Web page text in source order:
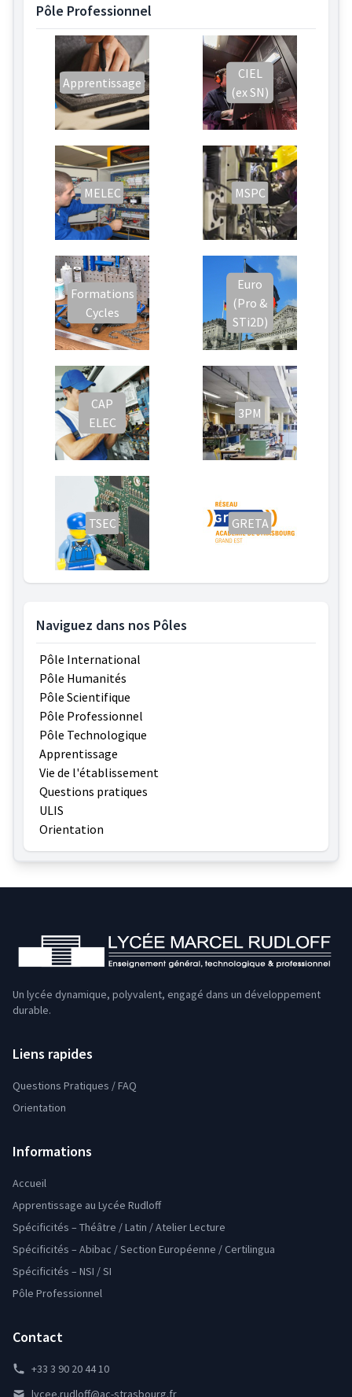
Pôle Professionnel
Apprentissage
CIEL
(ex SN)
MELEC MSPC
Formations
Cycles
Euro
(Pro &
STi2D)
CAP
ELEC
3PM
TSEC GRETA
Naviguez dans nos Pôles
Pôle International
Pôle Humanités
Pôle Scientifique
Pôle Professionnel
Pôle Technologique
Apprentissage
Vie de l'établissement
Questions pratiques
ULIS
Orientation
Un lycée dynamique, polyvalent, engagé dans un développement
durable.
Liens rapides
Questions Pratiques / FAQ
Orientation
Informations
Accueil
Apprentissage au Lycée Rudloff
Spécificités – Théâtre / Latin / Atelier Lecture
Spécificités – Abibac / Section Européenne / Certilingua
Spécificités – NSI / SI
Pôle Professionnel
Contact
+33 3 90 20 44 10
lycee.rudloff@ac-strasbourg.fr